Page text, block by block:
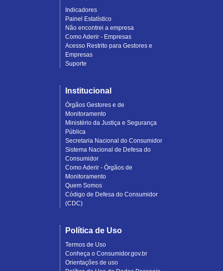
Indicadores
Painel Estatístico
Não encontrei a empresa
Como Aderir - Empresas
Acesso Restrito para Gestores e
Empresas
Suporte
Institucional
Órgãos Gestores e de
Monitoramento
Ministério da Justiça e Segurança
Pública
Secretaria Nacional do Consumidor
Sistema Nacional de Defesa do
Consumidor
Como Aderir - Órgãos de
Monitoramento
Quem Somos
Código de Defesa do Consumidor
(CDC)
Política de Uso
Termos de Uso
Conheça o Consumidor.gov.br
Orientações de uso